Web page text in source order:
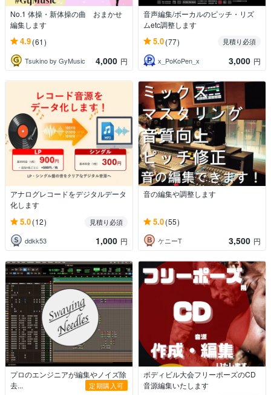
No.1 体操・新体操の曲 おまかせ
編集します
4.9(61)
Tsukino by GyMusic 4,000 円
音声編集/ボーカルのピッチ・リズ
ムetc調整します
5.0(77)
見積り必須
x_PoKoPen_x
3,000 円
アナログレコードをデジタルデータ
化します
5.0(12)
見積り必須
ddkk53
1,000 円
音の編集や調整します
5.0(55)
ケニーT 3,500 円
プロのエンジニアが編集やノイズ除
去...
定期購入可
ボディビル大会フリーポーズのCD
音源編集いたします